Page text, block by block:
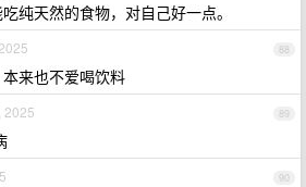
纯天然的食物，对自己好一点。
88
来也不爱喝饮料
89
2025
90